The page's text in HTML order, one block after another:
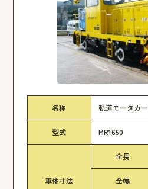
名称 軌道モータカー
型式 MR1650
車体寸法
全長
全幅